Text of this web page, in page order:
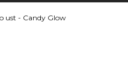
ust - Candy Glow